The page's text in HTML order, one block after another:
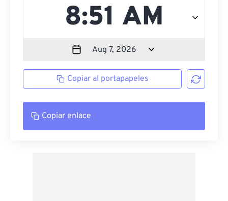
Copiar al portapapeles
Copiar enlace